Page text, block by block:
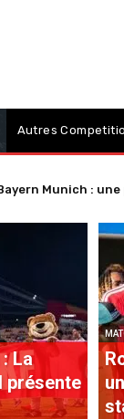
Autres
Munich : une
> 2029
La
présente